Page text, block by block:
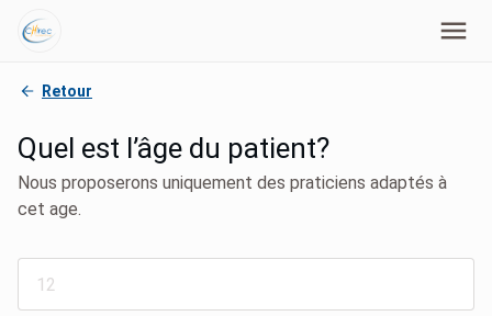
Retour
Quel est l’âge du patient?
Nous proposerons uniquement des praticiens adaptés à
cet age.